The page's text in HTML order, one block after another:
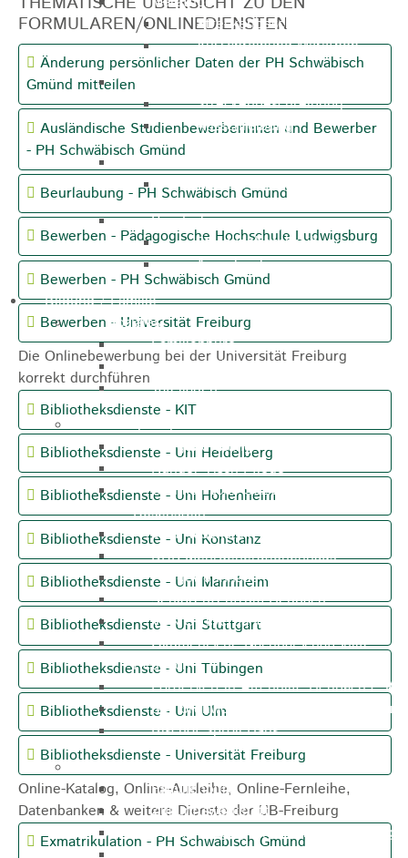
Streckenbeschreibung
Ausschreibung Marathon
Streckenbeschreibung
Ausschreibung
Ausschreibung
Bundesliga
Streckenbeschreibung
Ausschreibung
Bildung / Familie
Soziales
Familienbüro
Ehrenamtsbörse
Tafelladen
Pflegeangebote
Pflegeberatung
Runder Tisch Pflege
Ökumenische Sozialstation
Rosenstein
Villa Rosenstein
DRK Mehrgenerationenhaus
Pflegewohnhaus Haus Kielwein
Seniorenzentrum Heubach
VDK Ortsverband Heubach
Ökumenische Nachbarschaftshilfe
Heubach
Förderverein Altenhilfe Heubach e.V.
Seniorenwohnanlage Haus Hohgarten
Bischof Sproll Haus
Familienbüro
Zukunftswerkstatt
Sozialpädagogische Familienberatung
FORMULAREN/ONLINEDIENSTEN
Änderung persönlicher Daten der PH Schwäbisch
Gmünd mitteilen
Ausländische Studienbewerberinnen und Bewerber
- PH Schwäbisch Gmünd
Beurlaubung - PH Schwäbisch Gmünd
Bewerben - Pädagogische Hochschule Ludwigsburg
Bewerben - PH Schwäbisch Gmünd
Bewerben - Universität Freiburg
Die Onlinebewerbung bei der Universität Freiburg
korrekt durchführen
Bibliotheksdienste - KIT
Bibliotheksdienste - Uni Heidelberg
Bibliotheksdienste - Uni Hohenheim
Bibliotheksdienste - Uni Konstanz
Bibliotheksdienste - Uni Mannheim
Bibliotheksdienste - Uni Stuttgart
Bibliotheksdienste - Uni Tübingen
Bibliotheksdienste - Uni Ulm
Bibliotheksdienste - Universität Freiburg
Online-Katalog, Online-Ausleihe, Online-Fernleihe,
Datenbanken & weitere Dienste der UB-Freiburg
Exmatrikulation - PH Schwäbisch Gmünd